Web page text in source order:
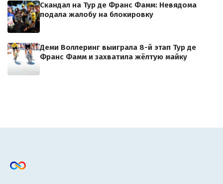
Скандал на Тур де Франс Фамм: Невядома
подала жалобу на блокировку
Деми Воллеринг выиграла 8-й этап Тур де
Франс Фамм и захватила жёлтую майку